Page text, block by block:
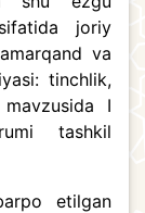
joriy
va
tinchlik,
mavzusida I
tashkil
etilgan